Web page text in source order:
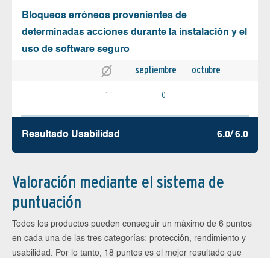
Bloqueos erróneos provenientes de
determinadas acciones durante la instalación y el
uso de software seguro
septiembre octubre
1 0
Resultado Usabilidad 6.0/ 6.0
Valoración mediante el sistema de
puntuación
Todos los productos pueden conseguir un máximo de 6 puntos
en cada una de las tres categorías: protección, rendimiento y
usabilidad. Por lo tanto, 18 puntos es el mejor resultado que